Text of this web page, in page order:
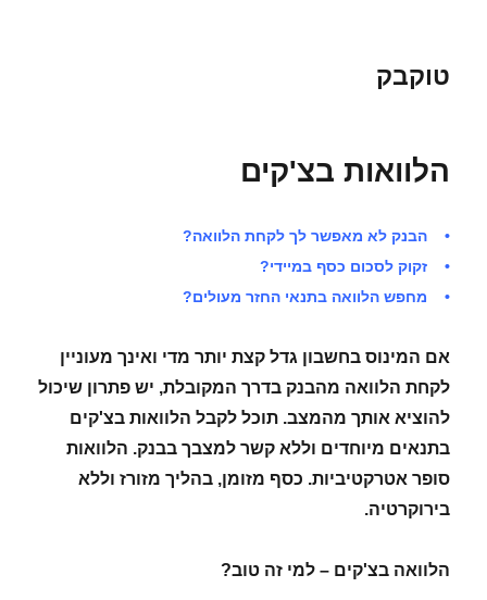
טוקבק
הלוואות בצ'קים
• הבנק לא מאפשר לך לקחת הלוואה?
• זקוק לסכום כסף במיידי?
• מחפש הלוואה בתנאי החזר מעולים?
אם המינוס בחשבון גדל קצת יותר מדי ואינך מעוניין
לקחת הלוואה מהבנק בדרך המקובלת, יש פתרון שיכול
להוציא אותך מהמצב. תוכל לקבל הלוואות בצ'קים
בתנאים מיוחדים וללא קשר למצבך בבנק. הלוואות
סופר אטרקטיביות. כסף מזומן, בהליך מזורז וללא
בירוקרטיה.
הלוואה בצ'קים – למי זה טוב?